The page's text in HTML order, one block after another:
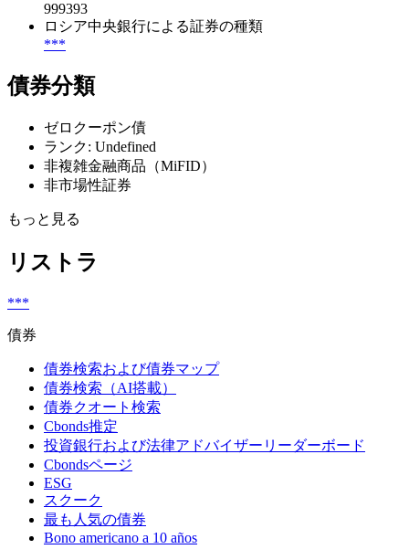
999393
ロシア中央銀行による証券の種類
***
債券分類
ゼロクーポン債
ランク: Undefined
非複雑金融商品（MiFID）
非市場性証券
もっと見る
リストラ
***
債券
債券検索および債券マップ
債券検索（AI搭載）
債券クオート検索
Cbonds推定
投資銀行および法律アドバイザーリーダーボード
Cbondsページ
ESG
スクーク
最も人気の債券
Bono americano a 10 años